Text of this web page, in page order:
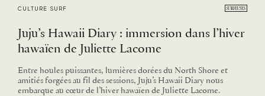
CULTURE SURF
Juju’s Hawaii Diary : immersion dans l’hiver
hawaïen de Juliette Lacome
Entre houles puissantes, lumières dorées du North Shore et
amitiés forgées au fil des sessions, Juju’s Hawaii Diary nous
embarque au cœur de l’hiver hawaïen de Juliette Lacome.